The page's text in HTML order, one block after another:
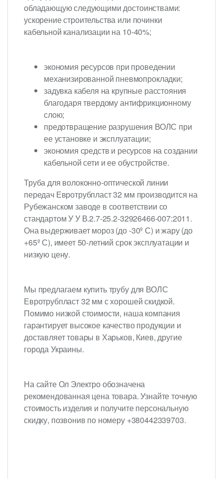
обладающую следующими достоинствами:
ускорение строительства или починки
кабельной канализации на 10-40%;
экономия ресурсов при проведении
механизированной пневмопрокладки;
задувка кабеля на крупные расстояния
благодаря твердому антифрикционному
слою;
предотвращение разрушения ВОЛС при
ее установке и эксплуатации;
экономия средств и ресурсов на создании
кабельной сети и ее обустройстве.
Труба для волоконно-оптической линии
передач Евротрубпласт 32 мм производится на
Рубежанском заводе в соответствии со
стандартом У У В.2.7-25.2-32926466-007:2011.
Она выдерживает мороз (до -30º С) и жару (до
+65º С), имеет 50-летний срок эксплуатации и
низкую цену.
Мы предлагаем купить трубу для ВОЛС
Евротрубпласт 32 мм с хорошей скидкой.
Помимо низкой стоимости, наша компания
гарантирует высокое качество продукции и
доставляет товары в Харьков, Киев, другие
города Украины.
На сайте Ол Электро обозначена
рекомендованная цена товара. Узнайте точную
стоимость изделия и получите персональную
скидку, позвонив по номеру +380442339703.